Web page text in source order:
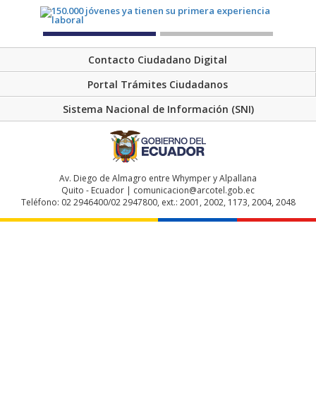
Contacto Ciudadano Digital
Portal Trámites Ciudadanos
Sistema Nacional de Información (SNI)
Av. Diego de Almagro entre Whymper y Alpallana
Quito - Ecuador | comunicacion@arcotel.gob.ec
Teléfono: 02 2946400/02 2947800, ext.: 2001, 2002, 1173, 2004, 2048